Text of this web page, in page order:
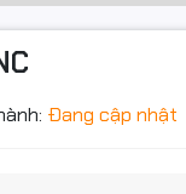
Đang cập nhật